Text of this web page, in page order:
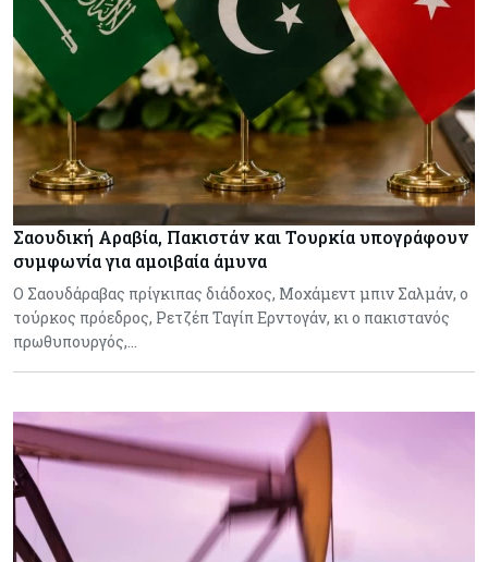
Σαουδική Αραβία, Πακιστάν και Τουρκία υπογράφουν
συμφωνία για αμοιβαία άμυνα
Ο Σαουδάραβας πρίγκιπας διάδοχος, Μοχάμεντ μπιν Σαλμάν, ο
τούρκος πρόεδρος, Ρετζέπ Ταγίπ Ερντογάν, κι ο πακιστανός
πρωθυπουργός,…